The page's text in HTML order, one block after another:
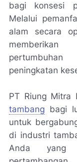
bagi konsesi
Melalui
alam secara
peningkatan
PT Riung Mitra
tambang bagi
untuk
di industri
Anda yang